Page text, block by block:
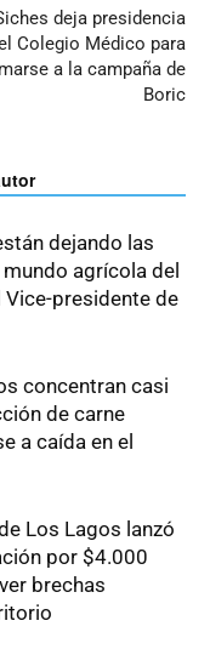
deja presidencia
Colegio Médico para
a la campaña de
Boric
dejando las
agrícola del
presidente de
concentran casi
de carne
a caída en el
Los Lagos lanzó
por $4.000
brechas